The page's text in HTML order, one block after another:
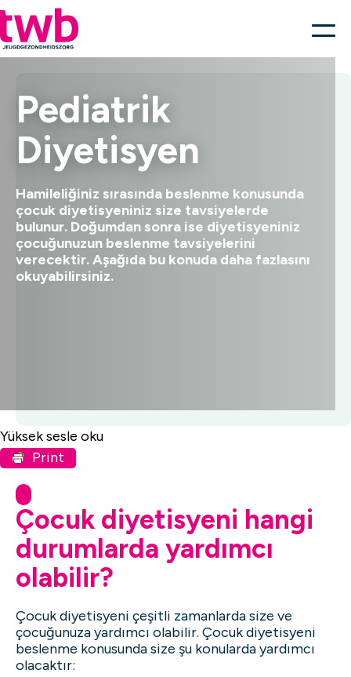
Pediatrik
Diyetisyen
Hamileliğiniz sırasında beslenme konusunda
çocuk diyetisyeniniz size tavsiyelerde
bulunur. Doğumdan sonra ise diyetisyeniniz
çocuğunuzun beslenme tavsiyelerini
verecektir. Aşağıda bu konuda daha fazlasını
okuyabilirsiniz.
Yüksek sesle oku
Print
Çocuk diyetisyeni hangi
durumlarda yardımcı
olabilir?
Çocuk diyetisyeni çeşitli zamanlarda size ve
çocuğunuza yardımcı olabilir. Çocuk diyetisyeni
beslenme konusunda size şu konularda yardımcı
olacaktır: